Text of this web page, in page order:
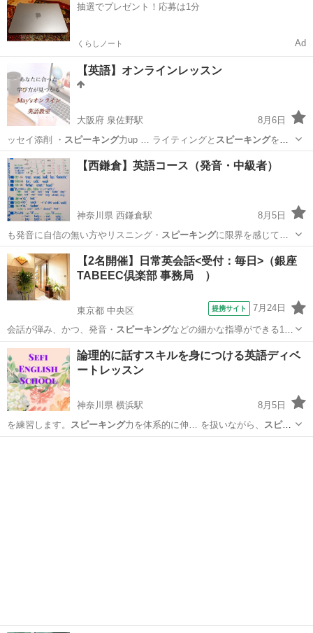
抽選でプレゼント！応募は1分
くらしノート Ad
【英語】オンラインレッスン
大阪府 泉佐野駅
8月6日
ッセイ添削 ・ スピーキング 力up … ライティングと スピーキングを中
心に進める…
大阪 泉佐野市 泉佐野駅 英語/基礎英語 シニア
【西鎌倉】英語コース（発音・中級者）
神奈川県 西鎌倉駅
8月5日
も発音に自信の無い方やリスニング・ スピーキングに限界を感じてい
る方には役に立つ内…
神奈川 鎌倉市 西鎌倉駅 発音 1級
【2名開催】日常英会話<受付：毎日>（銀座
TABEEC倶楽部 事務局 ）
東京都 中央区 提携サイト 7月24日
会話が弾み、かつ、発音・ スピーキングなどの細かな指導ができる1～
4名ま…
東京 中央区 TOEIC(R)テスト
論理的に話すスキルを身につける英語ディベ
ートレッスン
神奈川県 横浜駅
8月5日
を練習します。 スピーキング力を体系的に伸… を扱いながら、 スピー
キング力全般をあげて…